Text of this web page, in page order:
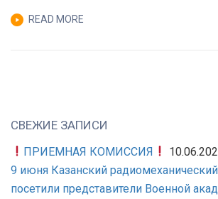
ОНЛАЙН
ФОРМАТЕ!
READ MORE
СВЕЖИЕ ЗАПИСИ
ПРИЕМНАЯ КОМИССИЯ
9 июня Казанский
посетили представители Военной